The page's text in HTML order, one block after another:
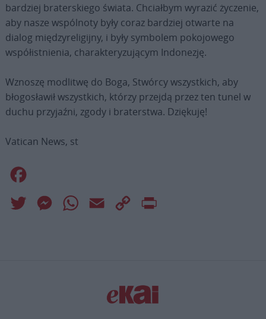
bardziej braterskiego świata. Chciałbym wyrazić życzenie,
aby nasze wspólnoty były coraz bardziej otwarte na
dialog międzyreligijny, i były symbolem pokojowego
współistnienia, charakteryzującym Indonezję.
Wznoszę modlitwę do Boga, Stwórcy wszystkich, aby
błogosławił wszystkich, którzy przejdą przez ten tunel w
duchu przyjaźni, zgody i braterstwa. Dziękuję!
Vatican News, st
Twitter MessengerWhatsApp
Email
Copy